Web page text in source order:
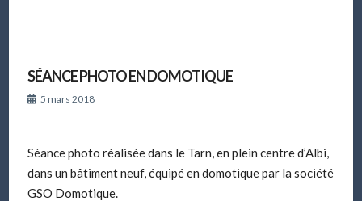
SÉANCE PHOTO EN DOMOTIQUE
5 mars 2018
Séance photo réalisée dans le Tarn, en plein centre d’Albi,
dans un bâtiment neuf, équipé en domotique par la société
GSO Domotique.